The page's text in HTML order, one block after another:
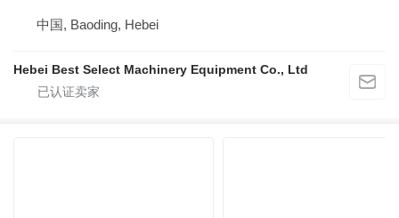
中国, Baoding, Hebei
Hebei Best Select Machinery Equipment Co., Ltd